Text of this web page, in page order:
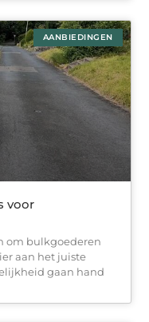
AANBIEDINGEN
voor
om bulkgoederen
aan het juiste
gaan hand